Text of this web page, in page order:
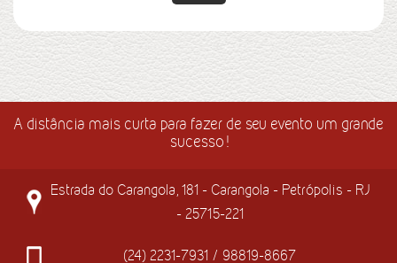
A distância mais curta para fazer de seu evento um grande
sucesso!
Estrada do Carangola, 181 - Carangola - Petrópolis - RJ
- 25715-221
(24) 2231-7931 / 98819-8667